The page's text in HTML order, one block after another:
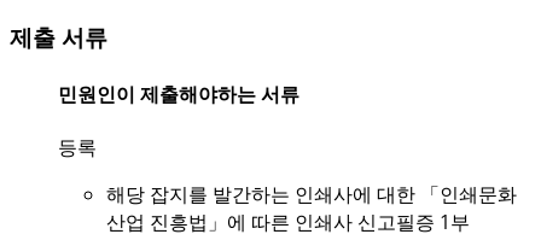
제출 서류
민원인이 제출해야하는 서류
등록
해당 잡지를 발간하는 인쇄사에 대한 「인쇄문화
산업 진흥법」에 따른 인쇄사 신고필증 1부